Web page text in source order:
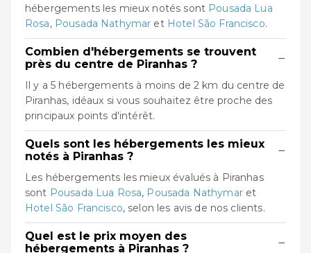
hébergements les mieux notés sont Pousada Lua
Rosa, Pousada Nathymar et Hotel São Francisco.
Combien d'hébergements se trouvent
près du centre de Piranhas ?
−
Il y a 5 hébergements à moins de 2 km du centre de
Piranhas, idéaux si vous souhaitez être proche des
principaux points d'intérêt.
Quels sont les hébergements les mieux
notés à Piranhas ?
−
Les hébergements les mieux évalués à Piranhas
sont Pousada Lua Rosa, Pousada Nathymaret
Hotel São Francisco, selon les avis de nos clients.
Quel est le prix moyen des
hébergements à Piranhas ?
−